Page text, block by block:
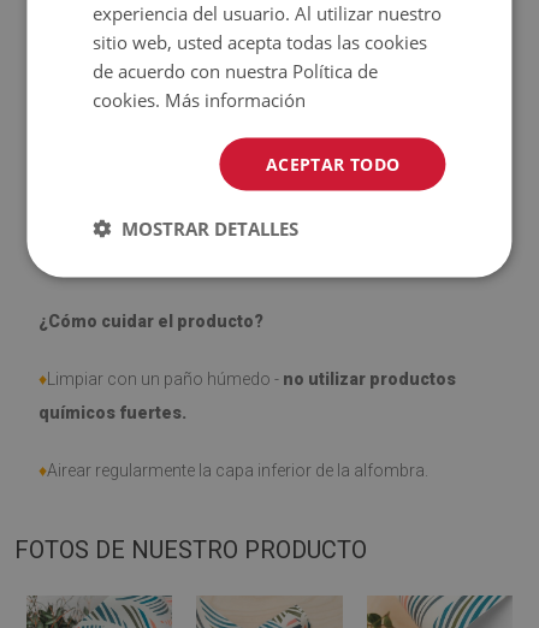
El productofácil de limpiar, resistente a las manchas y al
Tenga en cuenta que los daños causados por el uso
debido al paso del tiempo (por ejemplo, abrasión) no son
¿Cómo cuidar el producto?
♦ Limpiar con un paño húmedo - no utilizar productos
químicos fuertes.
♦Airear regularmente la capa inferior de la alfombra.
FOTOS DE NUESTRO PRODUCTO
experiencia del usuario. Al utilizar nuestro
sitio web, usted acepta todas las cookies
de acuerdo con nuestra Política de
cookies. Más información
ACEPTAR TODO
MOSTRAR DETALLES